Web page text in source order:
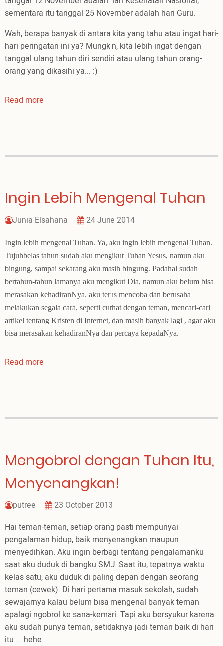
sementara itu tanggal 25 November adalah hari Guru.
Wah, berapa banyak di antara kita yang tahu atau ingat hari-
hari peringatan ini ya? Mungkin, kita lebih ingat dengan
tanggal ulang tahun diri sendiri atau ulang tahun orang-
orang yang dikasihi ya... :)
Read more
Hari
Ingin Lebih Mengenal Tuhan
Junia Elsahana 24 June 2014
Ingin lebih mengenal Tuhan. Ya, aku ingin lebih mengenal Tuhan.
Tujuhbelas tahun sudah aku mengikut Tuhan Yesus, namun aku
bingung, sampai sekarang aku masih bingung. Padahal sudah
bertahun-tahun lamanya aku mengikut Dia, namun aku belum bisa
merasakan kehadiranNya. aku terus mencoba dan berusaha
melakukan segala cara, seperti curhat dengan teman, mencari-cari
artikel tentang Kristen di Internet, dan masih banyak lagi , agar aku
bisa merasakan kehadiranNya dan percaya kepadaNya.
Read more
Ingin
Mengobrol dengan Tuhan Itu,
Menyenangkan!
putree
23 October 2013
Hai teman-teman, setiap orang pasti mempunyai
pengalaman hidup, baik menyenangkan maupun
menyedihkan. Aku ingin berbagi tentang pengalamanku
saat aku duduk di bangku SMU. Saat itu, tepatnya waktu
kelas satu, aku duduk di paling depan dengan seorang
teman (cewek). Di hari pertama masuk sekolah, sudah
sewajarnya kalau belum bisa mengenal banyak teman
apalagi ngobrol ke sana-kemari. Tapi aku bersyukur karena
aku sudah punya teman, setidaknya jadi teman baik di hari
itu ... hehe.